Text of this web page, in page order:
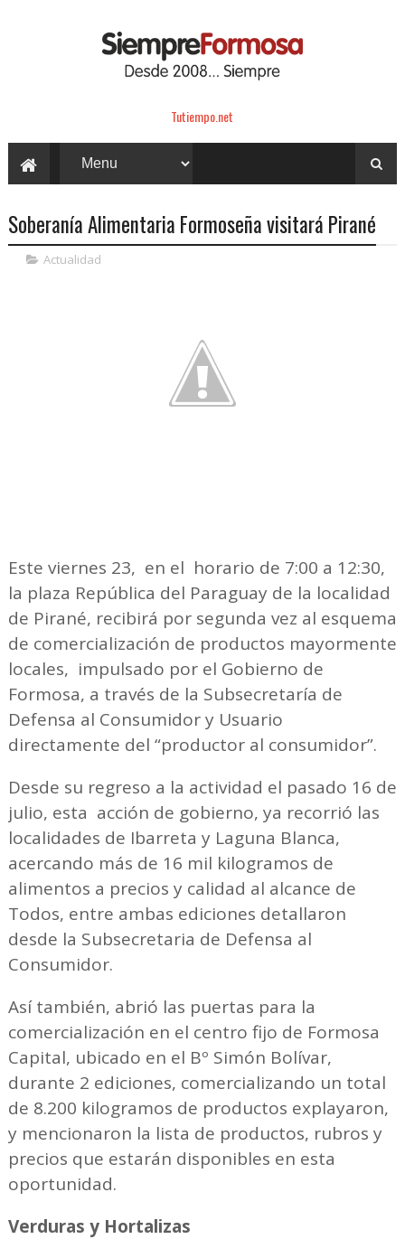
Tutiempo.net
Soberanía Alimentaria Formoseña visitará Pirané
Actualidad
Este viernes 23, en el horario de 7:00 a 12:30,
la plaza República del Paraguay de la localidad
de Pirané, recibirá por segunda vez al esquema
de comercialización de productos mayormente
locales, impulsado por el Gobierno de
Formosa, a través de la Subsecretaría de
Defensa al Consumidor y Usuario
directamente del “productor al consumidor”.
Desde su regreso a la actividad el pasado 16 de
julio, esta acción de gobierno, ya recorrió las
localidades de Ibarreta y Laguna Blanca,
acercando más de 16 mil kilogramos de
alimentos a precios y calidad al alcance de
Todos, entre ambas ediciones detallaron
desde la Subsecretaria de Defensa al
Consumidor.
Así también, abrió las puertas para la
comercialización en el centro fijo de Formosa
Capital, ubicado en el Bº Simón Bolívar,
durante 2 ediciones, comercializando un total
de 8.200 kilogramos de productos explayaron,
y mencionaron la lista de productos, rubros y
precios que estarán disponibles en esta
oportunidad.
Verduras y Hortalizas